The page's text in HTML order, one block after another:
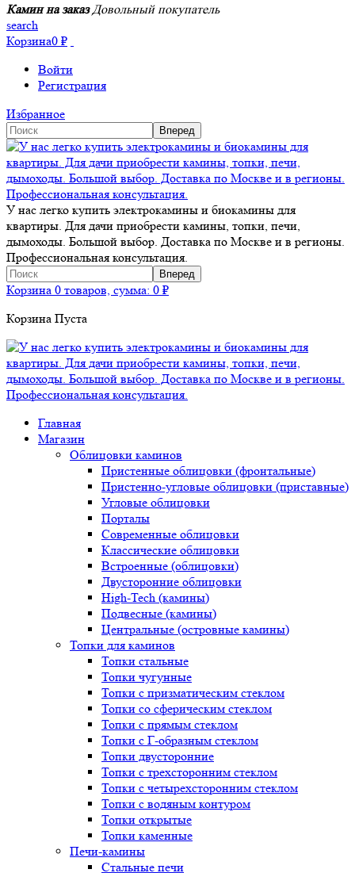
Камин на заказ Довольный покупатель
search
Корзина0 ₽
Войти
Регистрация
Избранное
У нас легко купить электрокамины и биокамины для
квартиры. Для дачи приобрести камины, топки, печи,
дымоходы. Большой выбор. Доставка по Москве и в регионы.
Профессиональная консультация.
Корзина 0 товаров, сумма: 0 ₽
Корзина Пуста
Главная
Магазин
Облицовки каминов
Пристенные облицовки (фронтальные)
Пристенно-угловые облицовки (приставные)
Угловые облицовки
Порталы
Современные облицовки
Классические облицовки
Встроенные (облицовки)
Двусторонние облицовки
High-Tech (камины)
Подвесные (камины)
Центральные (островные камины)
Топки для каминов
Топки стальные
Топки чугунные
Топки с призматическим стеклом
Топки со сферическим стеклом
Топки с прямым стеклом
Топки с Г-образным стеклом
Топки двусторонние
Топки с трехсторонним стеклом
Топки с четырехсторонним стеклом
Топки с водяным контуром
Топки открытые
Топки каменные
Печи-камины
Стальные печи